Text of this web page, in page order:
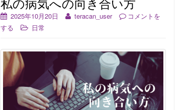
2025年10月20日 teracan_user
コメントを
する
日常